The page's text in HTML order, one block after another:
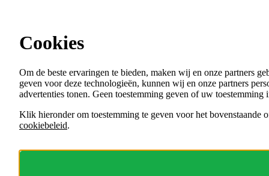
Menu
VACATURES
ORGANISATIES
Cookies
Om de beste ervaringen te bieden, maken wij en onze partners
geven voor deze technologieën, kunnen wij en onze partners
advertenties tonen. Geen toestemming geven of uw
Klik hieronder om toestemming te geven voor het bovenstaande
cookiebeleid.